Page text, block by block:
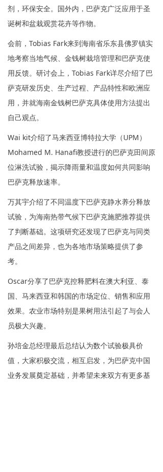
剂，环保安全。国外内，巴萨克广泛应用于圣
诞树和盆栽观赏花卉等作物。
会前，Tobias Fark来到海南省乐东县佛罗镇实
地考察当地气候、金钱树栽培管理和巴萨克使
用反馈。研讨会上，Tobias Fark详尽介绍了巴
萨克研发历史、生产过程、产品特性和欧洲应
用，并就海南金钱树巴萨克具体使用方法提出
自己观点。
Wai kit介绍了马来西亚博特拉大学（UPM）
Mohamed M. Hanafi教授进行的巴萨克田间原
位淋洗试验，揭示降雨量和温度如何共同影响
巴萨克释放速率。
万其宇介绍了不同温度下巴萨克静水养分释放
试验，为海南热带气候下巴萨克施肥推荐提供
了判断基础。这项研究还发现了巴萨克与同类
产品之间差异，也为各地市场策略提供了参
考。
Oscar分享了巴萨克控释肥料在澳大利亚、泰
国、马来西亚和韩国的市场定位、销售和应用
效果。农业市场特别是果树用法引起了与会人
员极大兴趣。
孙培金总经理最后总结认为数个试验极具价
值，大家积极交流，相互启发，为巴萨克中国
业务发展奠定基础，并希望未来双方有更多基